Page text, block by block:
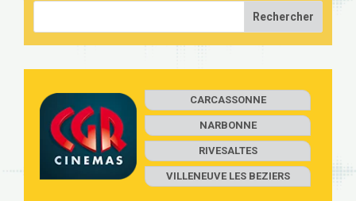
CARCASSONNE
NARBONNE
RIVESALTES
VILLENEUVE LES BEZIERS